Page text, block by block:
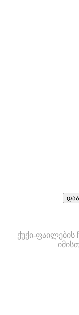
ქუქი-ფაილების